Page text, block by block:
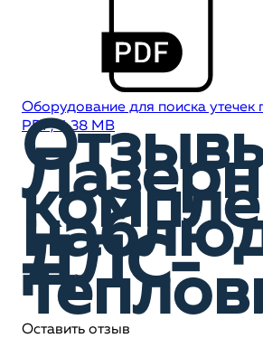
Оборудование для поиска утечек
PDF, 4,38 MB
ДЛС-
Оставить отзыв